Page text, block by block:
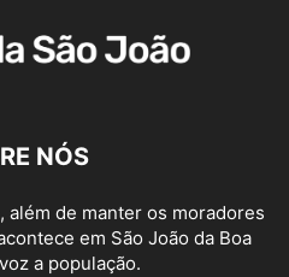
NÓS
além de manter os moradores
em São João da Boa
a população.